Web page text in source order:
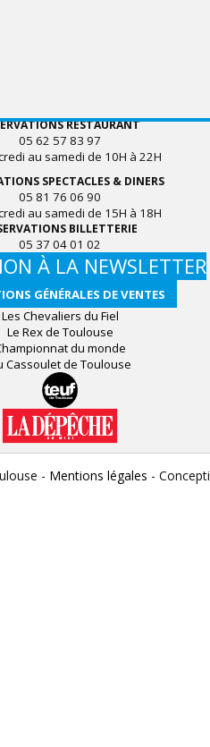
RESTAURANT
05 62 57 83 97
au samedi de 10H à 22H
SPECTACLES & DINERS
05 81 76 06 90
au samedi de 15H à 18H
BILLETTERIE
05 37 04 01 02
À LA NEWSLETTER
GÉNÉRALES DE VENTES
Les Chevaliers du Fiel
Le Rex de Toulouse
du monde
Cassoulet de Toulouse
- Mentions légales -